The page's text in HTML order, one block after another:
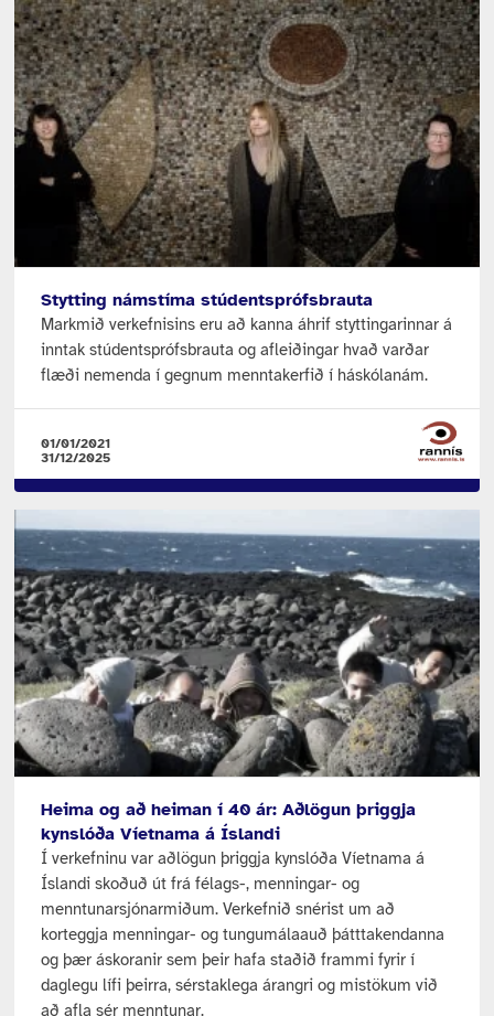
Stytting námstíma stúdentsprófsbrauta
Markmið verkefnisins eru að kanna áhrif styttingarinnar á
inntak stúdentsprófsbrauta og afleiðingar hvað varðar
flæði nemenda í gegnum menntakerfið í háskólanám.
01/01/2021
31/12/2025
Heima og að heiman í 40 ár: Aðlögun þriggja
kynslóða Víetnama á Íslandi
Í verkefninu var aðlögun þriggja kynslóða Víetnama á
Íslandi skoðuð út frá félags-, menningar- og
menntunarsjónarmiðum. Verkefnið snérist um að
korteggja menningar- og tungumálaauð þátttakendanna
og þær áskoranir sem þeir hafa staðið frammi fyrir í
daglegu lífi þeirra, sérstaklega árangri og mistökum við
að afla sér menntunar.